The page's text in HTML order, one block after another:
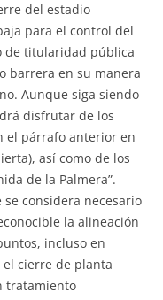
del estadio
para el control del
de titularidad pública
barrera en su manera
Aunque siga siendo
disfrutar de los
el párrafo anterior en
así como de los
de la Palmera”.
considera necesario
la alineación
incluso en
cierre de planta
tratamiento